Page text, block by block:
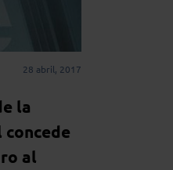
28 abril, 2017
la
al